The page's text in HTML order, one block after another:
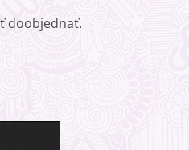
doobjednať.